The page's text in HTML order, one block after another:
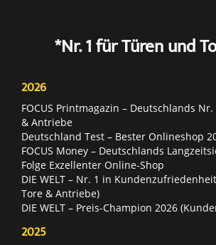
*Nr. 1 für Türen und
2026
FOCUS Printmagazin – Deutschlands
& Antriebe
Deutschland Test – Bester Onlineshop
FOCUS Money – Deutschlands
Folge Exzellenter Online-Shop
DIE WELT – Nr. 1 in
Tore & Antriebe)
DIE WELT – Preis-Champion 2026
2025